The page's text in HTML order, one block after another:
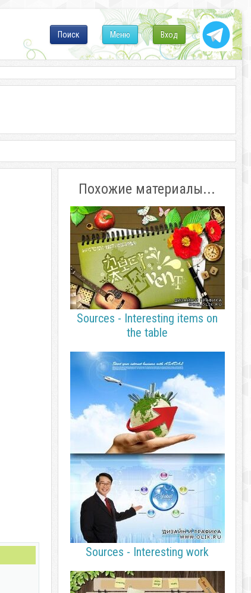
Вход
Меню
Поиск
Похожие материалы...
Sources - Interesting items on
the table
Sources - Interesting work